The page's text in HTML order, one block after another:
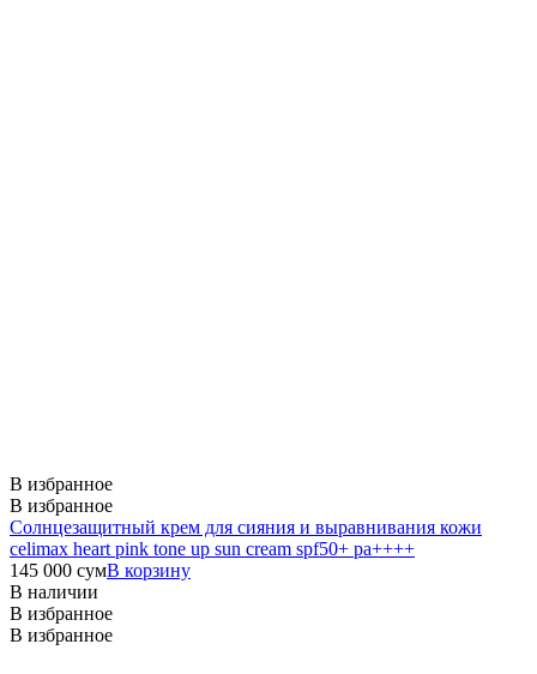
В избранное
В избранное
Солнцезащитный крем для сияния и выравнивания кожи
celimax heart pink tone up sun cream spf50+ pa++++
145 000 сумВ корзину
В наличии
В избранное
В избранное